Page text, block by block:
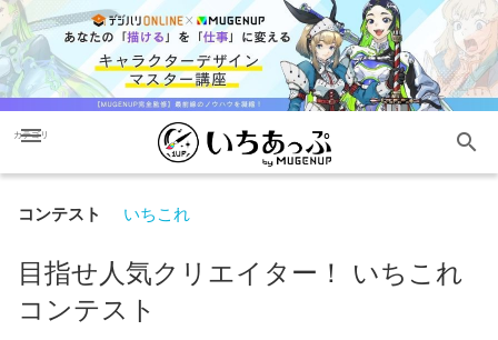
menu
カテゴリ search
コンテスト いちこれ
目指せ人気クリエイター！ いちこれ
コンテスト